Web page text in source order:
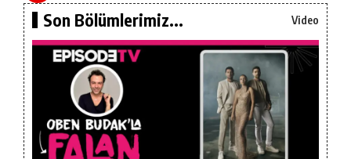
Son Bölümlerimiz... Video